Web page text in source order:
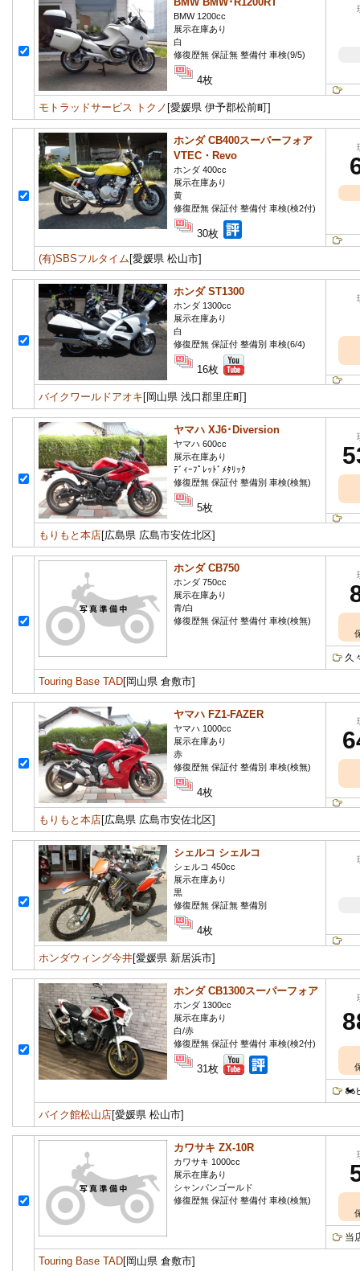
BMW 1200cc
展示在庫あり
白
修復歴無 保証無 整備付 車検(9/5)
4枚
モトラッドサービス トクノ [愛媛県 伊予郡松前町]
ホンダ CB400スーパーフォア
VTEC・Revo
ホンダ 400cc
展示在庫あり
黄
修復歴無 保証付 整備付 車検(検2付)
30枚
(有)SBSフルタイム [愛媛県 松山市]
ホンダ ST1300
ホンダ 1300cc
展示在庫あり
白
修復歴無 保証付 整備別 車検(6/4)
16枚
バイクワールドアオキ [岡山県 浅口郡里庄町]
ヤマハ XJ6･Diversion
ヤマハ 600cc
展示在庫あり
ﾃﾞｨｰﾌﾟﾚｯﾄﾞﾒﾀﾘｯｸ
修復歴無 保証付 整備別 車検(検無)
5枚
もりもと本店[広島県 広島市安佐北区]
ホンダ CB750
ホンダ 750cc
展示在庫あり
青/白
修復歴無 保証付 整備付 車検(検無)
久
Touring Base TAD[岡山県 倉敷市]
ヤマハ FZ1-FAZER
ヤマハ 1000cc
展示在庫あり
赤
修復歴無 保証付 整備別 車検(検無)
4枚
もりもと本店[広島県 広島市安佐北区]
シェルコ シェルコ
シェルコ 450cc
展示在庫あり
黒
修復歴無 保証無 整備別
4枚
ホンダウィング今井[愛媛県 新居浜市]
ホンダ CB1300スーパーフォア
ホンダ 1300cc
展示在庫あり
白/赤
修復歴無 保証付 整備付 車検(検2付)
31枚
🏍
バイク館松山店[愛媛県 松山市]
カワサキ ZX-10R
カワサキ 1000cc
展示在庫あり
シャンパンゴールド
修復歴無 保証付 整備付 車検(検無)
当
Touring Base TAD[岡山県 倉敷市]